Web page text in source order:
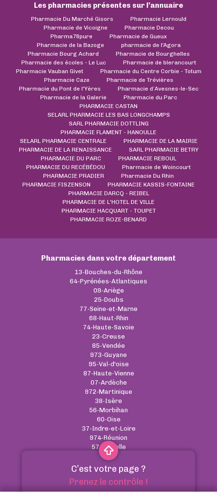
C’est votre page ?
Prenez le contrôle !
Les pharmacies présentes sur l’annuaire
Pharmacie Du Marché Gisors
Pharmacie Lernould
Pharmacie de Vicoigne
Pharmacie Decou
Pharma78pure
Pharmacie de Gueux
Pharmacie de la Bazoge
pharmacie de l'Agora
Pharmacie Bourg Achard
Pharmacie de Bourghelles
Pharmacie des écoles - Le Luc
Pharmacie de blerancourt
Pharmacie Vauban Givet
Pharmacie du Centre Corbie - Totum
Pharmacie Caze
Pharmacie de Trévières
Pharmacie du Pont de l'Yères
Pharmacie d’Avesnes-le-Sec
Pharmacie de la Galerie
Pharmacie du Parc
PHARMACIE CASTAN
SELARL PHARMACIE LES BAS LONGCHAMPS
SARL PHARMACIE DOTTLING
PHARMACIE FLAMENT - HANOULLE
SELARL PHARMACIE CENTRALE
PHARMACIE DE LA MAIRIE
PHARMACIE DE LA RENAISSANCE
SARL PHARMACIE BETRY
PHARMACIE DU PARC
PHARMACIE REBOUL
PHARMACIE DU RECÉBÉDOU
Pharmacie de Woincourt
PHARMACIE PRADIER
Pharmacie Du Rhin
PHARMACIE FISZENSON
PHARMACIE KASSIS-FONTAINE
PHARMACIE DARCQ - REIBEL
PHARMACIE DE L'HOTEL DE VILLE
PHARMACIE HACQUART - TOUPET
PHARMACIE ROZE-BENARD
Pharmacies dans votre département
13-Bouches-du-Rhône
64-Pyrénées-Atlantiques
09-Ariège
25-Doubs
77-Seine-et-Marne
68-Haut-Rhin
74-Haute-Savoie
23-Creuse
85-Vendée
973-Guyane
95-Val-d'oise
87-Haute-Vienne
07-Ardèche
972-Martinique
38-Isère
56-Morbihan
60-Oise
37-Indre-et-Loire
974-Réunion
57-Moselle
RGPD -Contact
Annuaire des pharmacies - Tous droits réservés